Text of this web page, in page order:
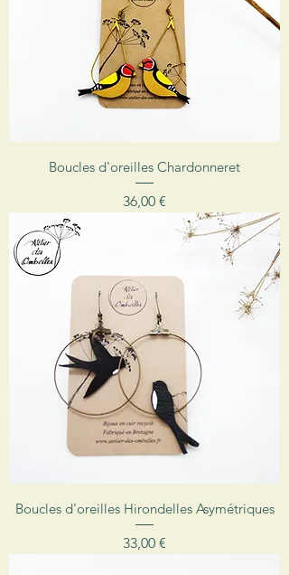
Boucles d'oreilles Chardonneret
Prix
36,00 €
Boucles d'oreilles Hirondelles Asymétriques
Prix
33,00 €